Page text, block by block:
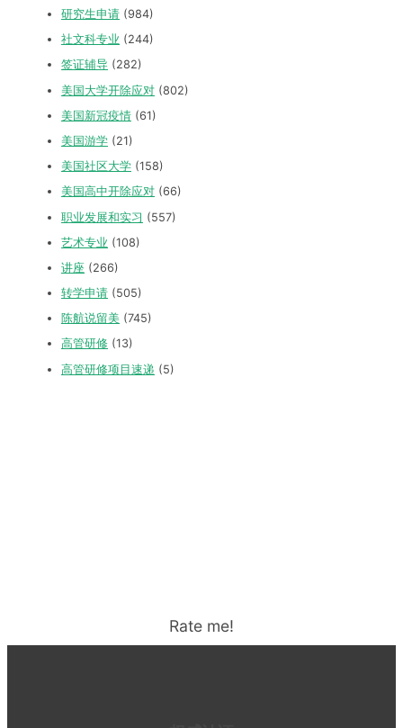
研究生申请 (984)
社文科专业 (244)
签证辅导 (282)
美国大学开除应对 (802)
美国新冠疫情 (61)
美国游学 (21)
美国社区大学 (158)
美国高中开除应对 (66)
职业发展和实习 (557)
艺术专业 (108)
讲座 (266)
转学申请 (505)
陈航说留美 (745)
高管研修 (13)
高管研修项目速递 (5)
Rate me!